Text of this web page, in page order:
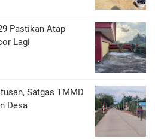
Pastikan Atap
Lagi
Satgas TMMD
Desa